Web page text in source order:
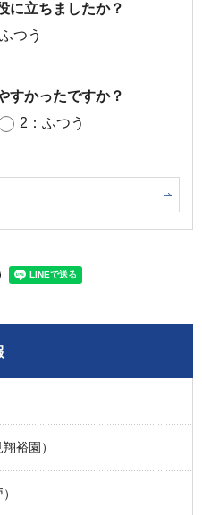
に立ちましたか？
つう
すかったですか？
2：ふつう
裕園）